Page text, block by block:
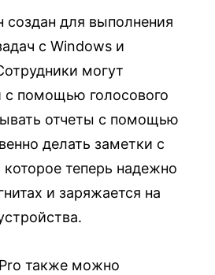
создан для выполнения
с Windows и
могут
с помощью голосового
отчеты с помощью
делать заметки с
теперь надежно
и заряжается на
также можно